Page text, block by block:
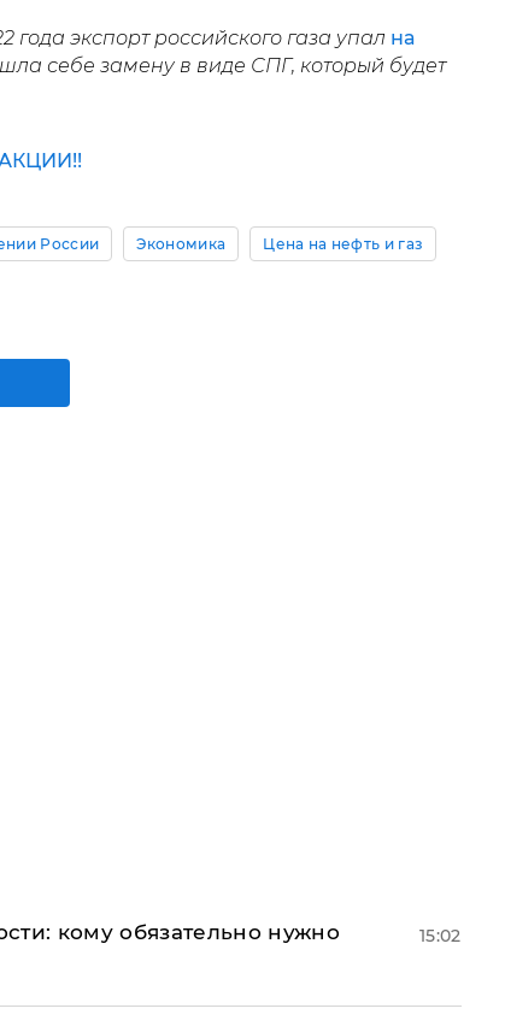
экспорт российского газа упал на
себе замену в виде СПГ, который будет
России Экономика Цена на нефть и газ
кому обязательно нужно
15:02